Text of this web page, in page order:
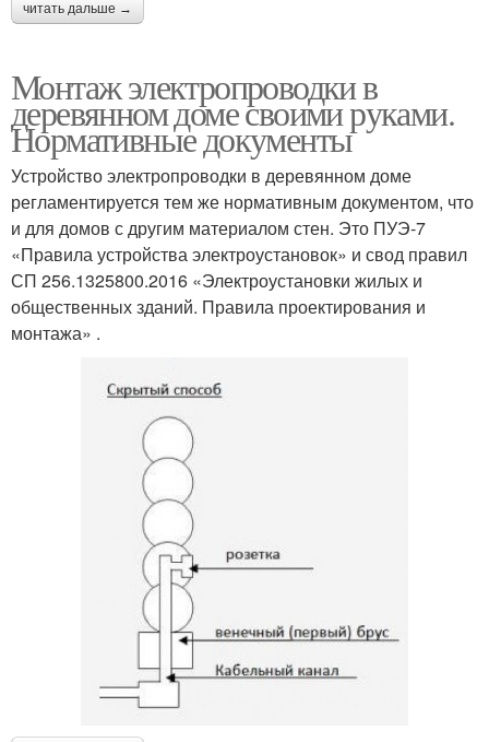
читать дальше →
Монтаж электропроводки в
деревянном доме своими руками.
Нормативные документы
Устройство электропроводки в деревянном доме
регламентируется тем же нормативным документом, что
и для домов с другим материалом стен. Это ПУЭ-7
«Правила устройства электроустановок» и свод правил
СП 256.1325800.2016 «Электроустановки жилых и
общественных зданий. Правила проектирования и
монтажа» .